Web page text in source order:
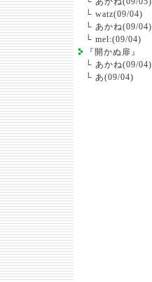
└ watz(09/04)
└ あかね(09/04)
└ mel:(09/04)
『開かぬ扉』
└ あかね(09/04)
└ あ(09/04)